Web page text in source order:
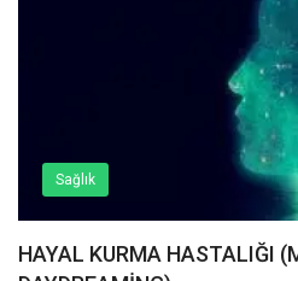
Sağlık
HAYAL KURMA HASTALIĞI